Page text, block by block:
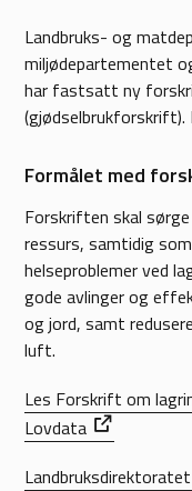
Landbruks- og
miljødepartementet
har fastsatt ny
Formålet med
Forskriften skal
ressurs, samtidig
helseproblemer ved
gode avlinger og
og jord, samt
luft.
Les Forskrift om
Lovdata